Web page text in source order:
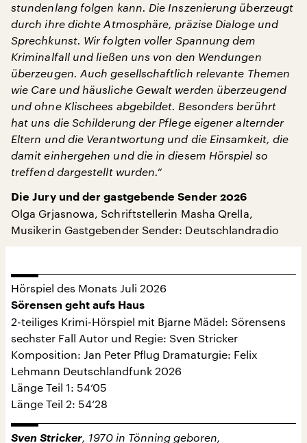
stundenlang folgen kann. Die Inszenierung überzeugt
durch ihre dichte Atmosphäre, präzise Dialoge und
Sprechkunst. Wir folgten voller Spannung dem
Kriminalfall und ließen uns von den Wendungen
überzeugen. Auch gesellschaftlich relevante Themen
wie Care und häusliche Gewalt werden überzeugend
und ohne Klischees abgebildet. Besonders berührt
hat uns die Schilderung der Pflege eigener alternder
Eltern und die Verantwortung und die Einsamkeit, die
damit einhergehen und die in diesem Hörspiel so
treffend dargestellt wurden.“
Die Jury und der gastgebende Sender 2026
Olga Grjasnowa, Schriftstellerin Masha Qrella,
Musikerin Gastgebender Sender: Deutschlandradio
Hörspiel des Monats Juli 2026
Sörensen geht aufs Haus
2-teiliges Krimi-Hörspiel mit Bjarne Mädel: Sörensens
sechster Fall Autor und Regie: Sven Stricker
Komposition: Jan Peter Pflug Dramaturgie: Felix
Lehmann Deutschlandfunk 2026
Länge Teil 1: 54‘05
Länge Teil 2: 54‘28
Sven Stricker, 1970 in Tönning geboren,